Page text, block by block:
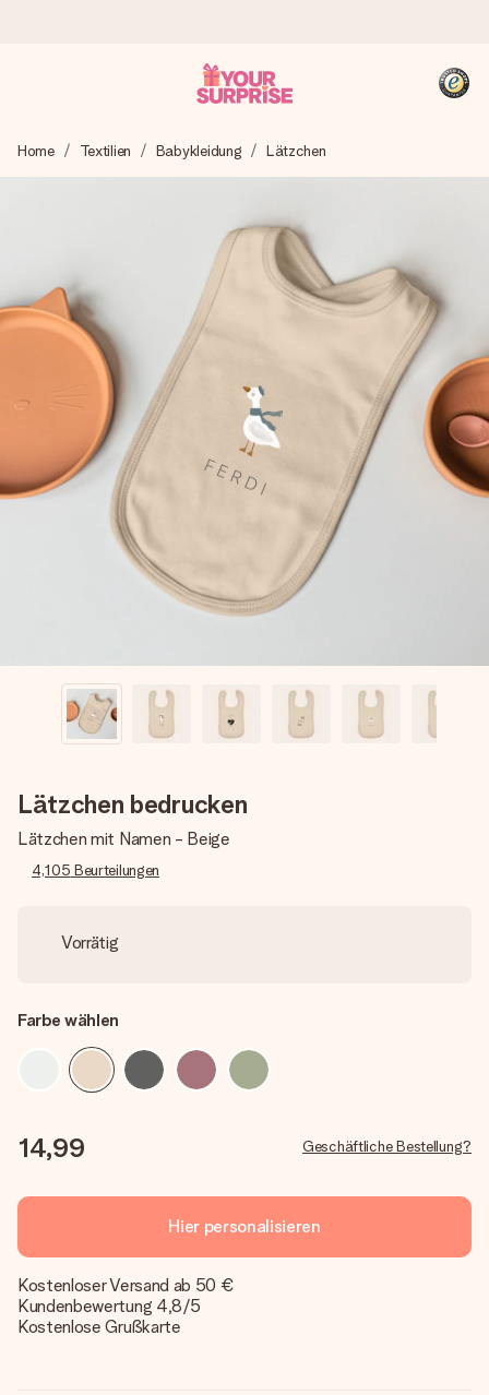
Wir bereiten dein Geschenk sorgfältig vor und schicken es
blitzschnell – damit du es genau zum richtigen Zeitpunkt
4,8 (basierend auf +15.000 Bewertungen)
Unsere Geschenke begeistern. Kunden bewerten uns mit
4,8 bei Google Reviews (Gesamtergebnis aller Länder, in
die wir versenden).
+49 39292 929695
Montag - Freitag : 8:30 - 17:00 Uhr
Samstag - Sonntag : 8:30 - 13:00 Uhr
Home Textilien Babykleidung Lätzchen
Lätzchen bedrucken
Lätzchen mit Namen - Beige
4,105 Beurteilungen
Vorrätig
Farbe wählen
14,99 Geschäftliche Bestellung?
Hier personalisieren
Kostenloser Versand ab 50 €
Kundenbewertung 4,8/5
Kostenlose Grußkarte